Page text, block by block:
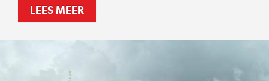
Contact
LEES MEER